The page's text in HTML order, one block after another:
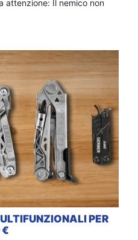
attenzione: Il nemico non
PER
€